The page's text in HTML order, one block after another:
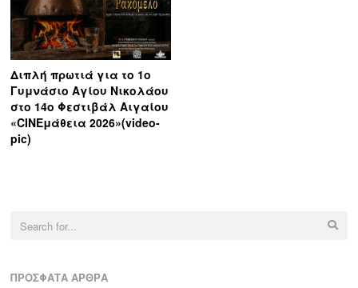
Διπλή πρωτιά για το 1ο
Γυμνάσιο Αγίου Νικολάου
στο 14ο Φεστιβάλ Αιγαίου
«CΙΝΕμάθεια 2026»(video-
pic)
Search
ΠΡΌΣΦΑΤΑ ΆΡΘΡΑ